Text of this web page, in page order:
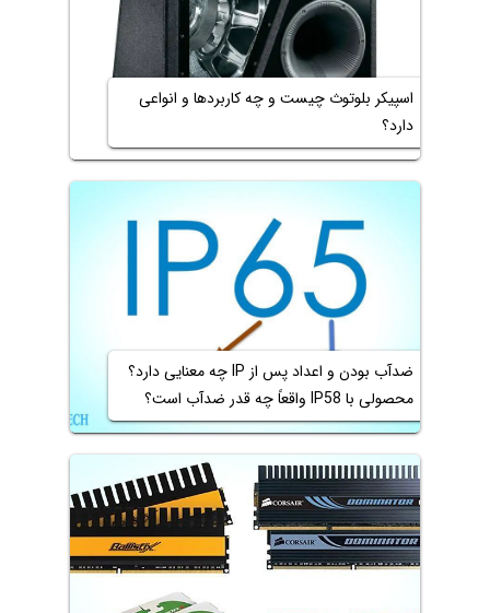
اسپیکر بلوتوث چیست و چه کاربردها و انواعی
دارد؟
ضدآب بودن و اعداد پس از IP چه معنایی دارد؟
محصولی با IP58 واقعاً چه قدر ضدآب است؟